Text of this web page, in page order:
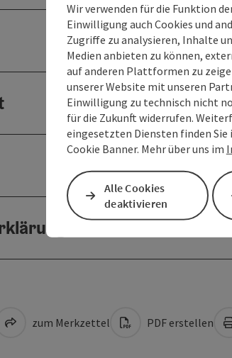
zum Merkzettel PDF erstellen
Wir verwenden für die Funktion
Einwilligung auch Cookies und
Zugriffe zu analysieren, Inhalte
Medien anbieten zu können,
auf anderen Plattformen zu
unserer Website mit unseren
Einwilligung zu technisch nicht
für die Zukunft widerrufen.
eingesetzten Diensten finden Sie
Cookie Banner. Mehr über uns im
Alle Cookies
deaktivieren